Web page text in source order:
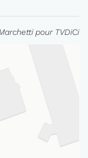
pour TVDiCi